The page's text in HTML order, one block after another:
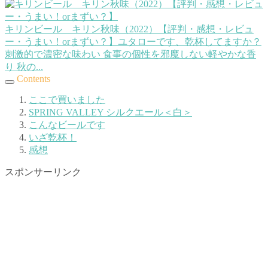
キリンビール キリン秋味（2022）【評判・感想・レビュ
ー・うまい！orまずい？】 ユタローです、乾杯してますか？
刺激的で濃密な味わい 食事の個性を邪魔しない軽やかな香
り 秋の...
Contents
ここで買いました
SPRING VALLEY シルクエール＜白＞
こんなビールです
いざ乾杯！
感想
スポンサーリンク